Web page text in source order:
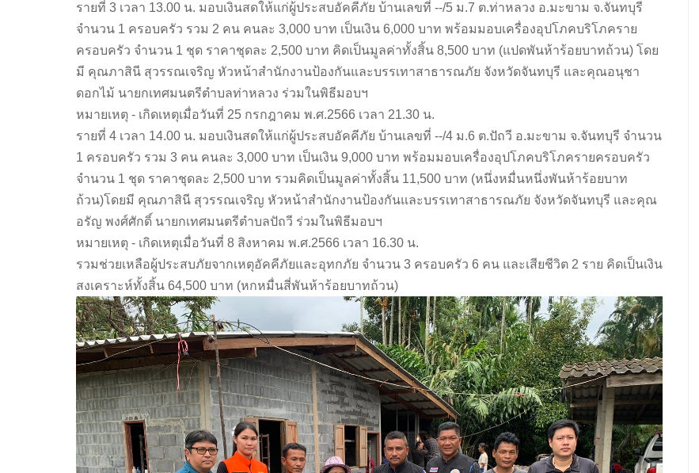
รายที่ 3 เวลา 13.00 น. มอบเงินสดให้แก่ผู้ประสบอัคคีภัย บ้านเลขที่ --/5 ม.7 ต.ท่าหลวง อ.มะขาม จ.จันทบุรี
จำนวน 1 ครอบครัว รวม 2 คน คนละ 3,000 บาท เป็นเงิน 6,000 บาท พร้อมมอบเครื่องอุปโภคบริโภคราย
ครอบครัว จำนวน 1 ชุด ราคาชุดละ 2,500 บาท คิดเป็นมูลค่าทั้งสิ้น 8,500 บาท (แปดพันห้าร้อยบาทถ้วน) โดย
มี คุณภาสินี สุวรรณเจริญ หัวหน้าสำนักงานป้องกันและบรรเทาสาธารณภัย จังหวัดจันทบุรี และคุณอนุชา
ดอกไม้ นายกเทศมนตรีตำบลท่าหลวง ร่วมในพิธีมอบฯ
หมายเหตุ - เกิดเหตุเมื่อวันที่ 25 กรกฎาคม พ.ศ.2566 เวลา 21.30 น.
รายที่ 4 เวลา 14.00 น. มอบเงินสดให้แก่ผู้ประสบอัคคีภัย บ้านเลขที่ --/4 ม.6 ต.ปัถวี อ.มะขาม จ.จันทบุรี จำนวน
1 ครอบครัว รวม 3 คน คนละ 3,000 บาท เป็นเงิน 9,000 บาท พร้อมมอบเครื่องอุปโภคบริโภครายครอบครัว
จำนวน 1 ชุด ราคาชุดละ 2,500 บาท รวมคิดเป็นมูลค่าทั้งสิ้น 11,500 บาท (หนึ่งหมื่นหนึ่งพันห้าร้อยบาท
ถ้วน)โดยมี คุณภาสินี สุวรรณเจริญ หัวหน้าสำนักงานป้องกันและบรรเทาสาธารณภัย จังหวัดจันทบุรี และคุณ
อรัญ พงศ์ศักดิ์ นายกเทศมนตรีตำบลปัถวี ร่วมในพิธีมอบฯ
หมายเหตุ - เกิดเหตุเมื่อวันที่ 8 สิงหาคม พ.ศ.2566 เวลา 16.30 น.
รวมช่วยเหลือผู้ประสบภัยจากเหตุอัคคีภัยและอุทกภัย จำนวน 3 ครอบครัว 6 คน และเสียชีวิต 2 ราย คิดเป็นเงิน
สงเคราะห์ทั้งสิ้น 64,500 บาท (หกหมื่นสี่พันห้าร้อยบาทถ้วน)